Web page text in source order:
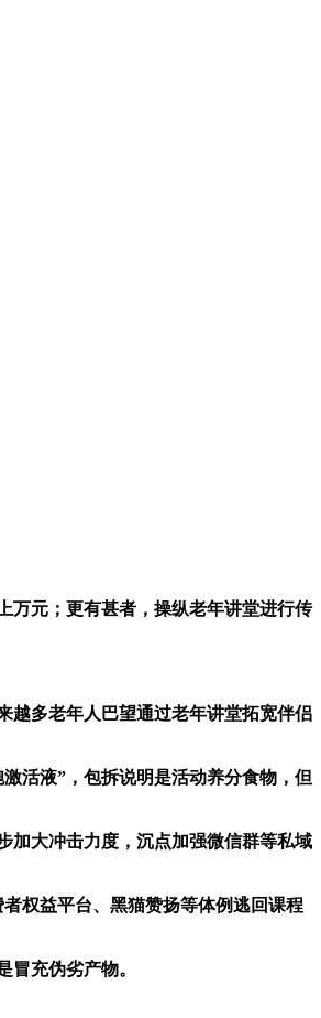
元；更有甚者，操纵老年讲堂进行传
多老年人巴望通过老年讲堂拓宽伴侣
活液”，包拆说明是活动养分食物，但
大冲击力度，沉点加强微信群等私域
权益平台、黑猫赞扬等体例逃回课程
充伪劣产物。